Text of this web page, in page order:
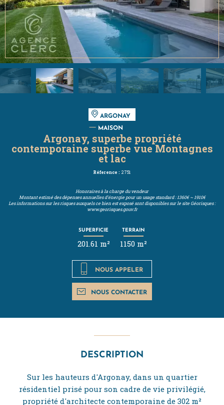
ARGONAY
MAISON
Argonay, superbe propriété
contemporaine superbe vue Montagnes
et lac
Réference : 2751
Honoraires à la charge du vendeur
Montant estimé des dépenses annuelles d'énergie pour un usage standard : 1360€ ~ 1910€
Les informations sur les risques auxquels ce bien est exposé sont disponibles sur le site Géorisques :
www.georisques.gouv.fr
SUPERFICIE
201.61 m²
TERRAIN
1150 m²
NOUS APPELER
NOUS CONTACTER
DESCRIPTION
Sur les hauteurs d'Argonay, dans un quartier
résidentiel prisé pour son cadre de vie privilégié,
propriété d'architecte contemporaine de 302 m²